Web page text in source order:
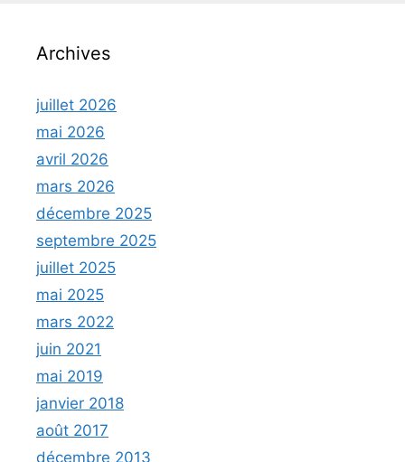
Archives
juillet 2026
mai 2026
avril 2026
mars 2026
décembre 2025
septembre 2025
juillet 2025
mai 2025
mars 2022
juin 2021
mai 2019
janvier 2018
août 2017
décembre 2013